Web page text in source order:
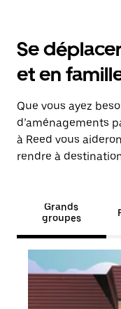
Se
et en
Que vous ayez
d’aménagements
à Reed vous
rendre à
Grands
groupes